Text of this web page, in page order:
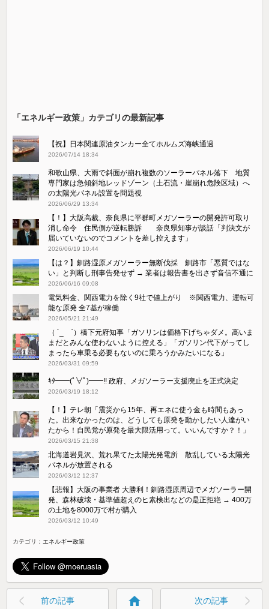
「エネルギー政策」カテゴリの最新記事
【祝】日本関連原油タンカー全てホルムズ海峡通過
2026/07/14 18:34
和歌山県、大雨で斜面が崩れ複数のソーラーパネル落下 地質
専門家は急傾斜地レッドゾーン（土石流・崖崩れ危険区域）へ
の太陽光パネル設置を問題視
2026/06/29 13:34
【！】大阪高裁、奈良県に平群町メガソーラーの開発許可取り
消し命令 住民側が逆転勝訴 奈良県知事が談話「判決文が
届いていないのでコメントを差し控えます」
2026/06/19 10:44
【は？】釧路湿原メガソーラー無断伐採 釧路市「悪質ではな
い」と判断し刑事告発せず → 業者は報告書を出さず音信不通に
2026/06/16 09:08
電気料金、関西電力を除く9社で値上がり ※関西電力、運転可
能な原発 全7基が稼働
2026/05/21 21:49
（ ´_ゝ`）橋下元府知事「ガソリンは価格下げちゃダメ。高いま
まだとみんな使わないように控える」「ガソリン代下がってし
まったら車乗る必要もないのに乗ろうかみたいになる」
2026/03/31 09:59
ｷﾀ━━(ﾟ∀ﾟ)━━!! 政府、メガソーラー支援廃止を正式決定
2026/03/19 18:12
【！】テレ朝「震災から15年、再エネに使う金も時間もあっ
た。出来なかったのは、どうしても原発を動かしたい人達がい
たから！自民党が原発を最大限活用って。いいんですか？！」
2026/03/15 21:38
北海道岩見沢、荒れ果てた太陽光発電所 散乱している太陽光
パネルが放置される
2026/03/12 12:37
【悲報】大阪の事業者 大勝利！釧路湿原周辺でメガソーラー開
発、森林破壊・基準値超えのヒ素検出などの是正拒絶 → 400万
の土地を8000万で村が購入
2026/03/12 10:49
カテゴリ： エネルギー政策
前の記事 home 次の記事